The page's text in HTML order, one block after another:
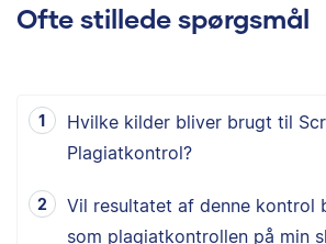
Ofte stillede spørgsmål
Hvilke kilder bliver brugt til
Plagiatkontrol?
Vil resultatet af denne kontrol
som plagiatkontrollen på min